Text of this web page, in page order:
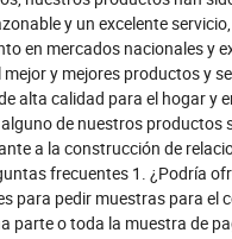
y un excelente
en mercados nacionales y
y mejores productos y
calidad para el hogar y
de nuestros productos
a la construcción de
frecuentes 1. ¿Podría
para pedir muestras para el
o toda la muestra de